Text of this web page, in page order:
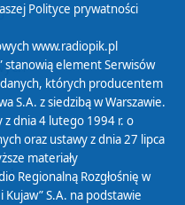
Polityce prywatności
www.radiopik.pl
stanowią element Serwisów
których producentem
S.A. z siedzibą w Warszawie.
dnia 4 lutego 1994 r. o
oraz ustawy z dnia 27 lipca
materiały
Regionalną Rozgłośnię w
Kujaw” S.A. na podstawie